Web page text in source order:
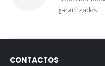
garantizados.
CONTACTOS